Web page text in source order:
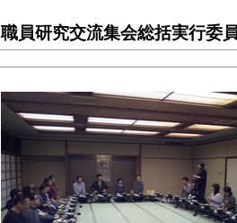
職員研究交流集会総括実行委